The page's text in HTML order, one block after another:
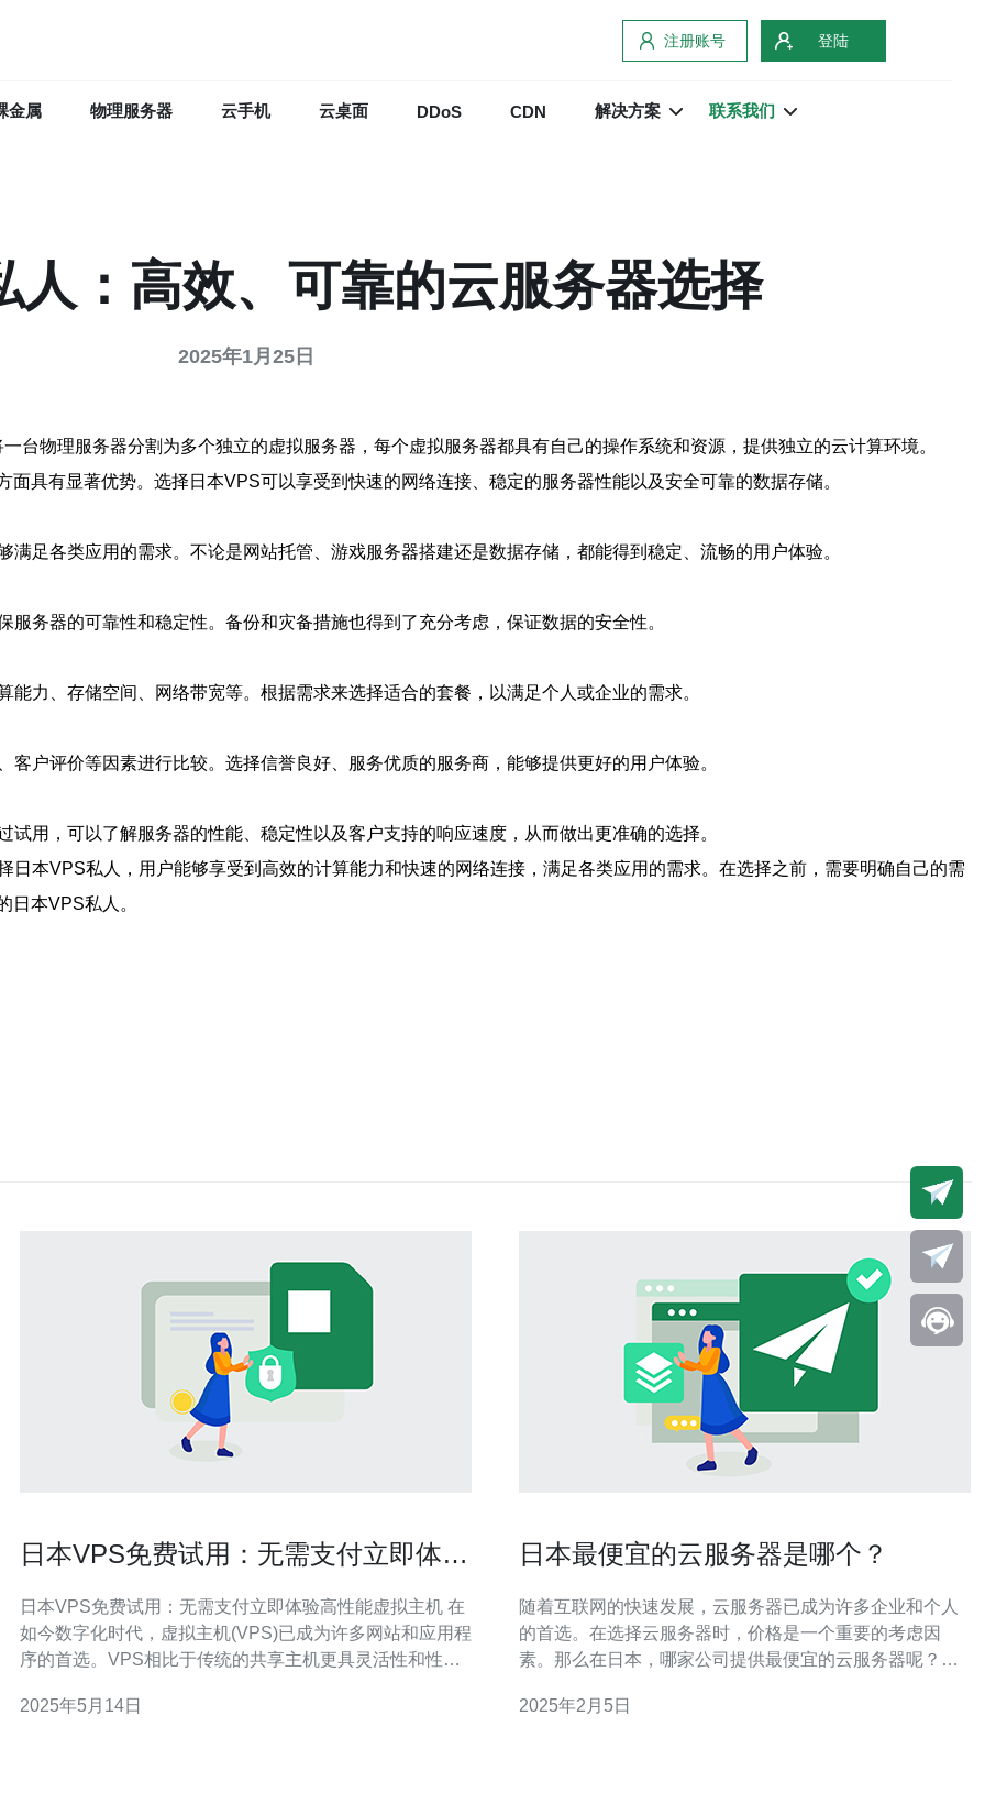
注册账号 登陆
金属 物理服务器 云手机 云桌面 DDoS CDN 解决方案 联系我们
人：高效、可靠的云服务器选择
2025年1月25日
台物理服务器分割为多个独立的虚拟服务器，每个虚拟服务器都具有自己的操作系统和资源，提供独立的云计算环境。
具有显著优势。选择日本VPS可以享受到快速的网络连接、稳定的服务器性能以及安全可靠的数据存储。
足各类应用的需求。不论是网站托管、游戏服务器搭建还是数据存储，都能得到稳定、流畅的用户体验。
务器的可靠性和稳定性。备份和灾备措施也得到了充分考虑，保证数据的安全性。
力、存储空间、网络带宽等。根据需求来选择适合的套餐，以满足个人或企业的需求。
户评价等因素进行比较。选择信誉良好、服务优质的服务商，能够提供更好的用户体验。
用，可以了解服务器的性能、稳定性以及客户支持的响应速度，从而做出更准确的选择。
本VPS私人，用户能够享受到高效的计算能力和快速的网络连接，满足各类应用的需求。在选择之前，需要明确自己的需
日本VPS私人。
日本VPS免费试用：无需支付立即体验
日本VPS免费试用：无需支付立即体验高性能虚拟主机 在
如今数字化时代，虚拟主机(VPS)已成为许多网站和应用程
序的首选。VPS相比于传统的共享主机更具灵活性和性
能出色的VPS主机，而又不想花费过多资金，那么日本
2025年5月14日
日本最便宜的云服务器是哪个？
随着互联网的快速发展，云服务器已成为许多企业和个人
的首选。在选择云服务器时，价格是一个重要的考虑因
素。那么在日本，哪家公司提供最便宜的云服务器呢？本
提供商。 亚马逊AWS（Amazon Web Services）是一家全
2025年2月5日